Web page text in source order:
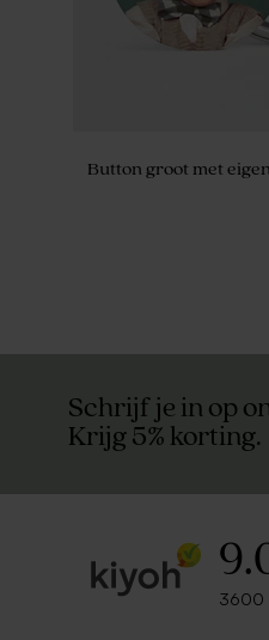
Button groot met
Schrijf je in op
Krijg 5% korting.
3600